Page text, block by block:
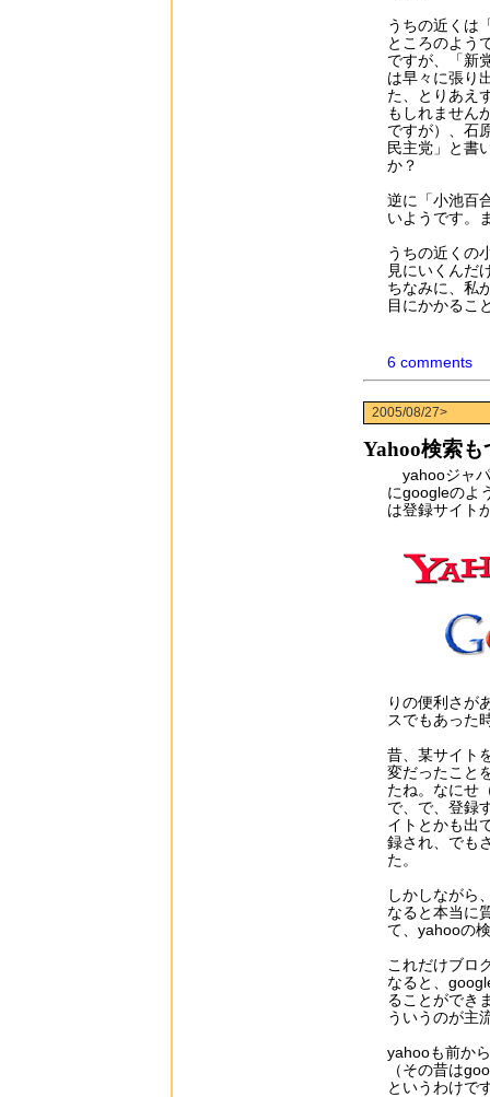
うちの近くは
ところのよう
ですが、「新
は早々に張り
た、とりあえ
もしれません
ですが）、石
民主党」と書
か？
逆に「小池百
いようです。
うちの近くの
見にいくんだ
ちなみに、私
目にかかるこ
6 comments
2005/08/27>
Yahoo検索も
yahooジャパ
にgoogleのよ
は登録サイト
りの便利さが
スでもあった
昔、某サイト
変だったこと
たね。なにせ
で、で、登録
イトとかも出
録され、でも
た。
しかしながら
なると本当に
て、yahooの
これだけブロ
なると、
ることができ
ういうのが主
yahooも前か
（その昔は
というわけで